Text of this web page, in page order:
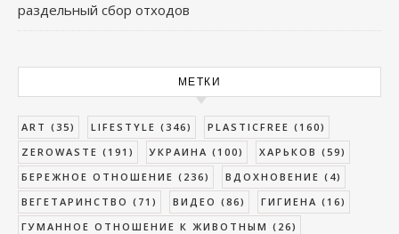
раздельный сбор отходов
МЕТКИ
ART (35) LIFESTYLE (346) PLASTICFREE (160)
ZEROWASTE (191) УКРАИНА (100) ХАРЬКОВ (59)
БЕРЕЖНОЕ ОТНОШЕНИЕ (236) ВДОХНОВЕНИЕ (4)
ВЕГЕТАРИНСТВО (71) ВИДЕО (86) ГИГИЕНА (16)
ГУМАННОЕ ОТНОШЕНИЕ К ЖИВОТНЫМ (26)